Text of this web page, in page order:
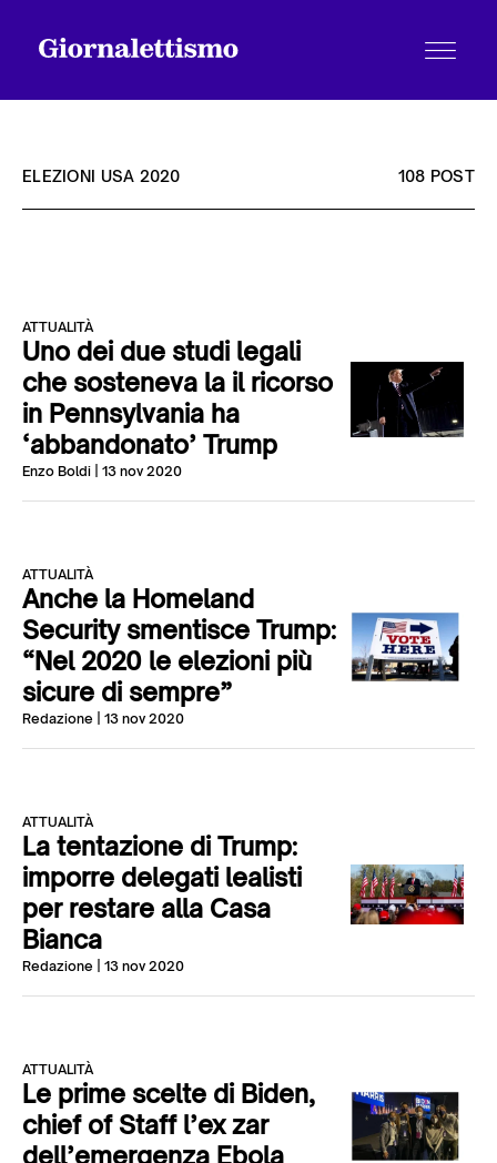
Chi siamo
Contatti
ELEZIONI USA 2020 108 POST
ATTUALITÀ
Uno dei due studi legali
che sosteneva la il ricorso
in Pennsylvania ha
‘abbandonato’ Trump
Enzo Boldi | 13 nov 2020
ATTUALITÀ
Anche la Homeland
Security smentisce Trump:
“Nel 2020 le elezioni più
sicure di sempre”
Redazione | 13 nov 2020
ATTUALITÀ
La tentazione di Trump:
imporre delegati lealisti
per restare alla Casa
Bianca
Redazione | 13 nov 2020
ATTUALITÀ
Le prime scelte di Biden,
chief of Staff l’ex zar
dell’emergenza Ebola